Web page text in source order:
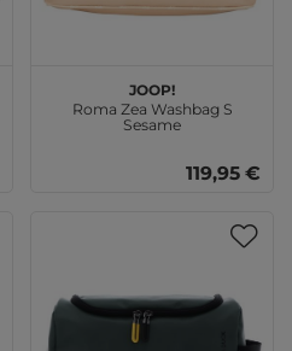
JOOP!
Roma Zea Washbag S
Sesame
119,95 €